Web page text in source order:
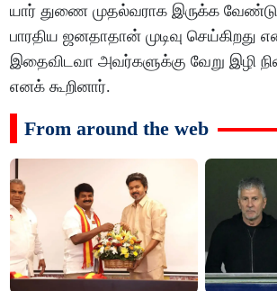
யார் துணை முதல்வராக இருக்க
பாரதிய ஜனதாதான் முடிவு செய்கிறது
இதைவிடவா அவர்களுக்கு வேறு இழி
எனக் கூறினார்.
From around the web